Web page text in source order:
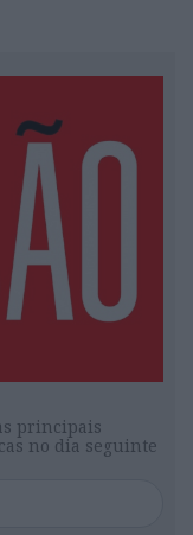
principais
no dia seguinte